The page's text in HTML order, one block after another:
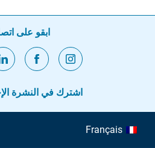
ابقو على
اشترك في النشرة
Français